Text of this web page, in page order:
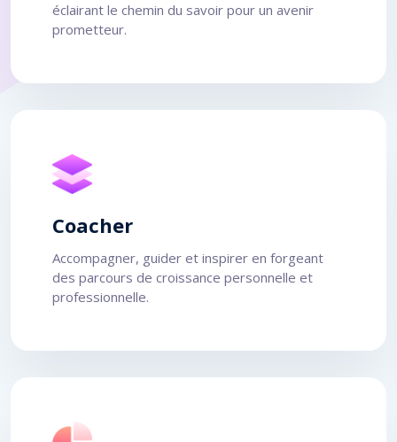
éclairant le chemin du savoir pour un avenir
prometteur.
Coacher
Accompagner, guider et inspirer en forgeant
des parcours de croissance personnelle et
professionnelle.